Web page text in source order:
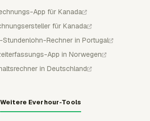
App für Kanada
für Kanada
Stundenlohn-Rechner in Portugal
App in Norwegen
in Deutschland
Weitere Everhour-Tools